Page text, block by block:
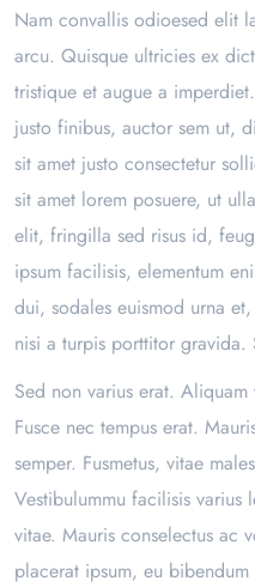
Nam convallis odioesed elit
arcu. Quisque ultricies ex
tristique et augue a
justo finibus, auctor sem ut,
sit amet justo consectetur
sit amet lorem posuere, ut
elit, fringilla sed risus id,
ipsum facilisis, elementum
dui, sodales euismod urna
nisi a turpis porttitor gravida.
Sed non varius erat.
Fusce nec tempus erat.
semper. Fusmetus, vitae
Vestibulummu facilisis
vitae. Mauris conselectus ac
placerat ipsum, eu